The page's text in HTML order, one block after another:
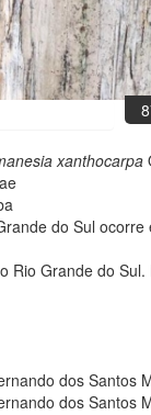
xanthocarpa
do Sul
Rio Grande do
dos Santos
dos Santos